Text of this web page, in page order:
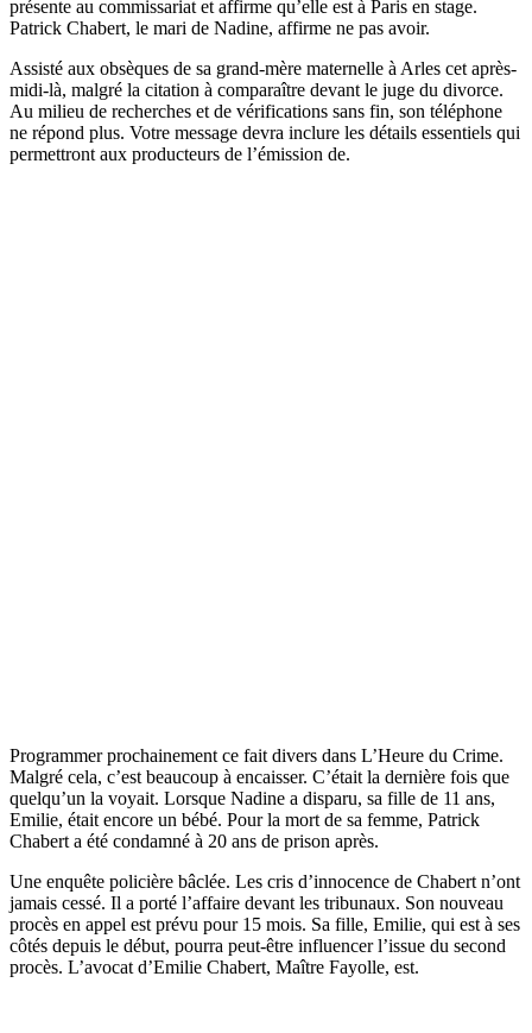
présente au commissariat et affirme qu’elle est à Paris en stage.
Patrick Chabert, le mari de Nadine, affirme ne pas avoir.
Assisté aux obsèques de sa grand-mère maternelle à Arles cet après-
midi-là, malgré la citation à comparaître devant le juge du divorce.
Au milieu de recherches et de vérifications sans fin, son téléphone
ne répond plus. Votre message devra inclure les détails essentiels qui
permettront aux producteurs de l’émission de.
Programmer prochainement ce fait divers dans L’Heure du Crime.
Malgré cela, c’est beaucoup à encaisser. C’était la dernière fois que
quelqu’un la voyait. Lorsque Nadine a disparu, sa fille de 11 ans,
Emilie, était encore un bébé. Pour la mort de sa femme, Patrick
Chabert a été condamné à 20 ans de prison après.
Une enquête policière bâclée. Les cris d’innocence de Chabert n’ont
jamais cessé. Il a porté l’affaire devant les tribunaux. Son nouveau
procès en appel est prévu pour 15 mois. Sa fille, Emilie, qui est à ses
côtés depuis le début, pourra peut-être influencer l’issue du second
procès. L’avocat d’Emilie Chabert, Maître Fayolle, est.